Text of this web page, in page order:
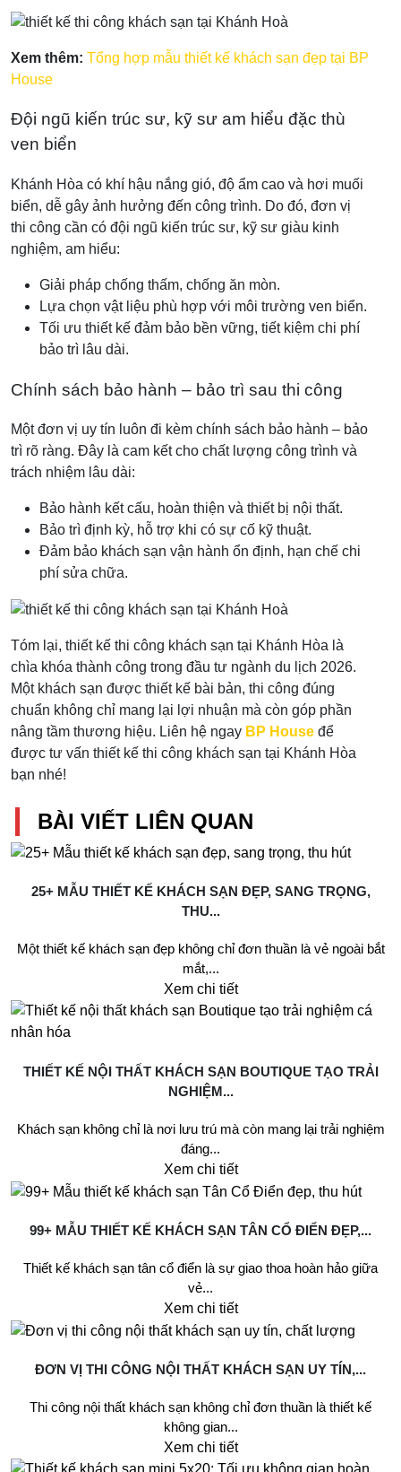
Xem thêm: Tổng hợp mẫu thiết kế khách sạn đẹp tại BP
House
Đội ngũ kiến trúc sư, kỹ sư am hiểu đặc thù
ven biển
Khánh Hòa có khí hậu nắng gió, độ ẩm cao và hơi muối
biển, dễ gây ảnh hưởng đến công trình. Do đó, đơn vị
thi công cần có đội ngũ kiến trúc sư, kỹ sư giàu kinh
nghiệm, am hiểu:
Giải pháp chống thấm, chống ăn mòn.
Lựa chọn vật liệu phù hợp với môi trường ven biển.
Tối ưu thiết kế đảm bảo bền vững, tiết kiệm chi phí
bảo trì lâu dài.
Chính sách bảo hành – bảo trì sau thi công
Một đơn vị uy tín luôn đi kèm chính sách bảo hành – bảo
trì rõ ràng. Đây là cam kết cho chất lượng công trình và
trách nhiệm lâu dài:
Bảo hành kết cấu, hoàn thiện và thiết bị nội thất.
Bảo trì định kỳ, hỗ trợ khi có sự cố kỹ thuật.
Đảm bảo khách sạn vận hành ổn định, hạn chế chi
phí sửa chữa.
Tóm lại, thiết kế thi công khách sạn tại Khánh Hòa là
chìa khóa thành công trong đầu tư ngành du lịch 2026.
Một khách sạn được thiết kế bài bản, thi công đúng
chuẩn không chỉ mang lại lợi nhuận mà còn góp phần
nâng tầm thương hiệu. Liên hệ ngay BP House để
được tư vấn thiết kế thi công khách sạn tại Khánh Hòa
bạn nhé!
BÀI VIẾT LIÊN QUAN
25+ MẪU THIẾT KẾ KHÁCH SẠN ĐẸP, SANG TRỌNG,
THU...
Một thiết kế khách sạn đẹp không chỉ đơn thuần là vẻ ngoài bắt
mắt,...
Xem chi tiết
THIẾT KẾ NỘI THẤT KHÁCH SẠN BOUTIQUE TẠO TRẢI
NGHIỆM...
Khách sạn không chỉ là nơi lưu trú mà còn mang lại trải nghiệm
đáng...
Xem chi tiết
99+ MẪU THIẾT KẾ KHÁCH SẠN TÂN CỔ ĐIỂN ĐẸP,...
Thiết kế khách sạn tân cổ điển là sự giao thoa hoàn hảo giữa
vẻ...
Xem chi tiết
ĐƠN VỊ THI CÔNG NỘI THẤT KHÁCH SẠN UY TÍN,...
Thi công nội thất khách sạn không chỉ đơn thuần là thiết kế
không gian...
Xem chi tiết